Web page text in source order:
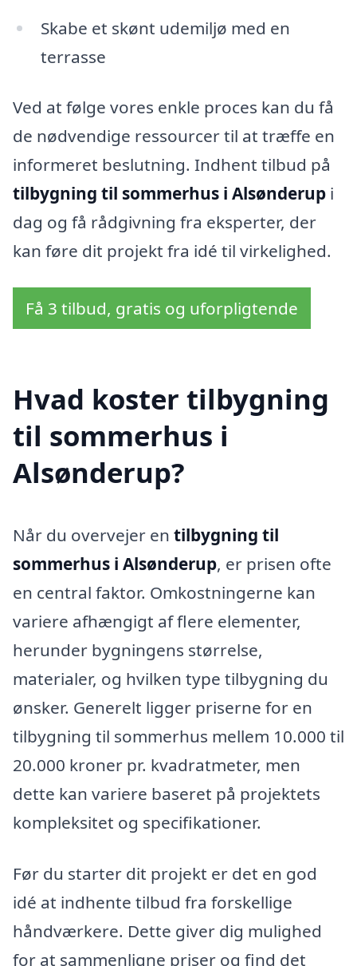
Skabe et skønt udemiljø med en
terrasse
Ved at følge vores enkle proces kan du få
de nødvendige ressourcer til at træffe en
informeret beslutning. Indhent tilbud på
tilbygning til sommerhus i Alsønderup i
dag og få rådgivning fra eksperter, der
kan føre dit projekt fra idé til virkelighed.
Få 3 tilbud, gratis og uforpligtende
Hvad koster tilbygning
til sommerhus i
Alsønderup?
Når du overvejer en tilbygning til
sommerhus i Alsønderup, er prisen ofte
en central faktor. Omkostningerne kan
variere afhængigt af flere elementer,
herunder bygningens størrelse,
materialer, og hvilken type tilbygning du
ønsker. Generelt ligger priserne for en
tilbygning til sommerhus mellem 10.000 til
20.000 kroner pr. kvadratmeter, men
dette kan variere baseret på projektets
kompleksitet og specifikationer.
Før du starter dit projekt er det en god
idé at indhente tilbud fra forskellige
håndværkere. Dette giver dig mulighed
for at sammenligne priser og find det